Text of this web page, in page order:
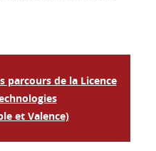
parcours de la Licence
et Valence)